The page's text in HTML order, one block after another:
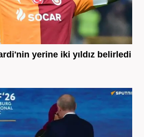
yerine iki yıldız belirledi